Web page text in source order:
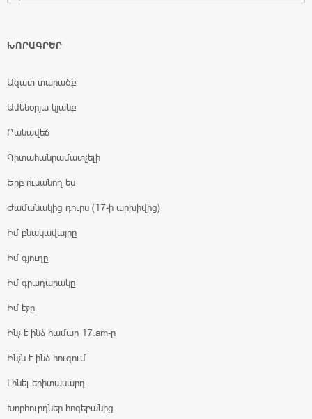
ԽՈՐԱԳՐԵՐ
Ազատ տարածք
Ամենօրյա կյանք
Բանավեճ
Գիտահանրամատչելի
Երբ ուսանող ես
Ժամանակից դուրս (17-ի արխիվից)
Իմ բնակավայրը
Իմ գյուղը
Իմ գրադարակը
Իմ էջը
Ինչ է ինձ համար 17.am-ը
Ինչն է ինձ հուզում
Լինել երիտասարդ
Խորհուրդներ հոգեբանից